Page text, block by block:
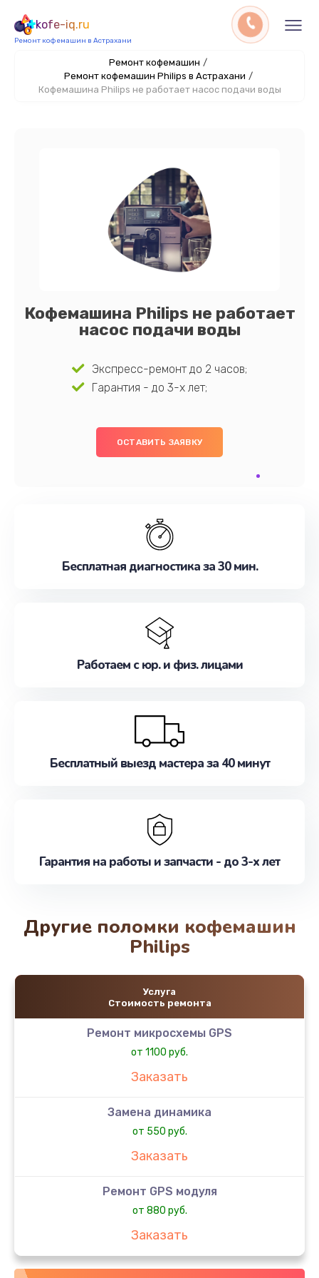
kofe-iq.ru
Ремонт кофемашин в Астрахани
Ремонт кофемашин /
Ремонт кофемашин Philips в Астрахани /
Кофемашина Philips не работает насос подачи воды
Кофемашина Philips не работает
насос подачи воды
Экспресс-ремонт до 2 часов;
Гарантия - до 3-х лет;
ОСТАВИТЬ ЗАЯВКУ
Бесплатная диагностика за 30 мин.
Работаем с юр. и физ. лицами
Бесплатный выезд мастера за 40 минут
Гарантия на работы и запчасти - до 3-х лет
Другие поломки кофемашин
Philips
Услуга
Стоимость ремонта
Ремонт микросхемы GPS
от 1100 руб.
Заказать
Замена динамика
от 550 руб.
Заказать
Ремонт GPS модуля
от 880 руб.
Заказать
Замена микросхемы управления